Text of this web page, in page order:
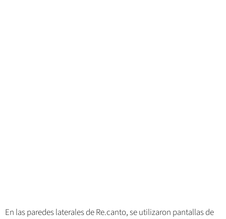
En las paredes laterales de Re.canto, se utilizaron pantallas de